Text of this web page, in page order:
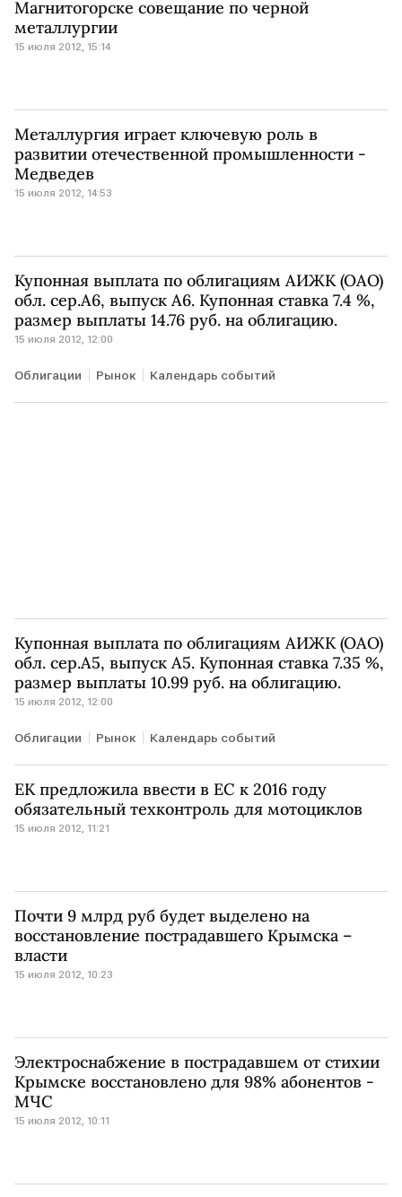
Магнитогорске совещание по черной
металлургии
15 июля 2012, 15:14
Металлургия играет ключевую роль в
развитии отечественной промышленности -
Медведев
15 июля 2012, 14:53
Купонная выплата по облигациям АИЖК (ОАО)
обл. сер.А6, выпуск А6. Купонная ставка 7.4 %,
размер выплаты 14.76 руб. на облигацию.
15 июля 2012, 12:00
Облигации Рынок Календарь событий
Купонная выплата по облигациям АИЖК (ОАО)
обл. сер.А5, выпуск А5. Купонная ставка 7.35 %,
размер выплаты 10.99 руб. на облигацию.
15 июля 2012, 12:00
Облигации Рынок Календарь событий
ЕК предложила ввести в ЕС к 2016 году
обязательный техконтроль для мотоциклов
15 июля 2012, 11:21
Почти 9 млрд руб будет выделено на
восстановление пострадавшего Крымска –
власти
15 июля 2012, 10:23
Электроснабжение в пострадавшем от стихии
Крымске восстановлено для 98% абонентов -
МЧС
15 июля 2012, 10:11